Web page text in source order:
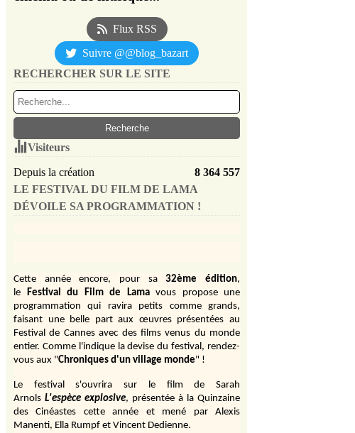
Flux RSS
Suivre @@blog_bazart
RECHERCHER SUR LE SITE
Visiteurs
Depuis la création
8 364 557
LE FESTIVAL DU FILM DE LAMA
DÉVOILE SA PROGRAMMATION !
Cette année encore, pour sa 32ème édition,
le Festival du Film de Lama vous propose une
programmation qui ravira petits comme grands,
faisant une belle part aux œuvres présentées au
Festival de Cannes avec des films venus du monde
entier. Comme l'indique la devise du festival, rendez-
vous aux "Chroniques d'un village monde" !
Le festival s'ouvrira sur le film de Sarah
Arnols L'espèce explosive, présentée à la Quinzaine
des Cinéastes cette année et mené par Alexis
Manenti, Ella Rumpf et Vincent Dedienne.